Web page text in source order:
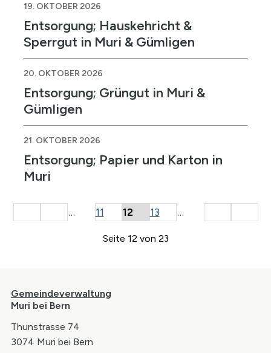
Entsorgung; Hauskehricht &
Sperrgut in Muri & Gümligen
19. OKTOBER 2026
Entsorgung; Grüngut in Muri &
Gümligen
20. OKTOBER 2026
Entsorgung; Papier und Karton in
Muri
21. OKTOBER 2026
zurück… 11 12 13 …
Seite 12 von 23
Gemeindeverwaltung
Muri bei Bern
Thunstrasse 74
3074 Muri bei Bern